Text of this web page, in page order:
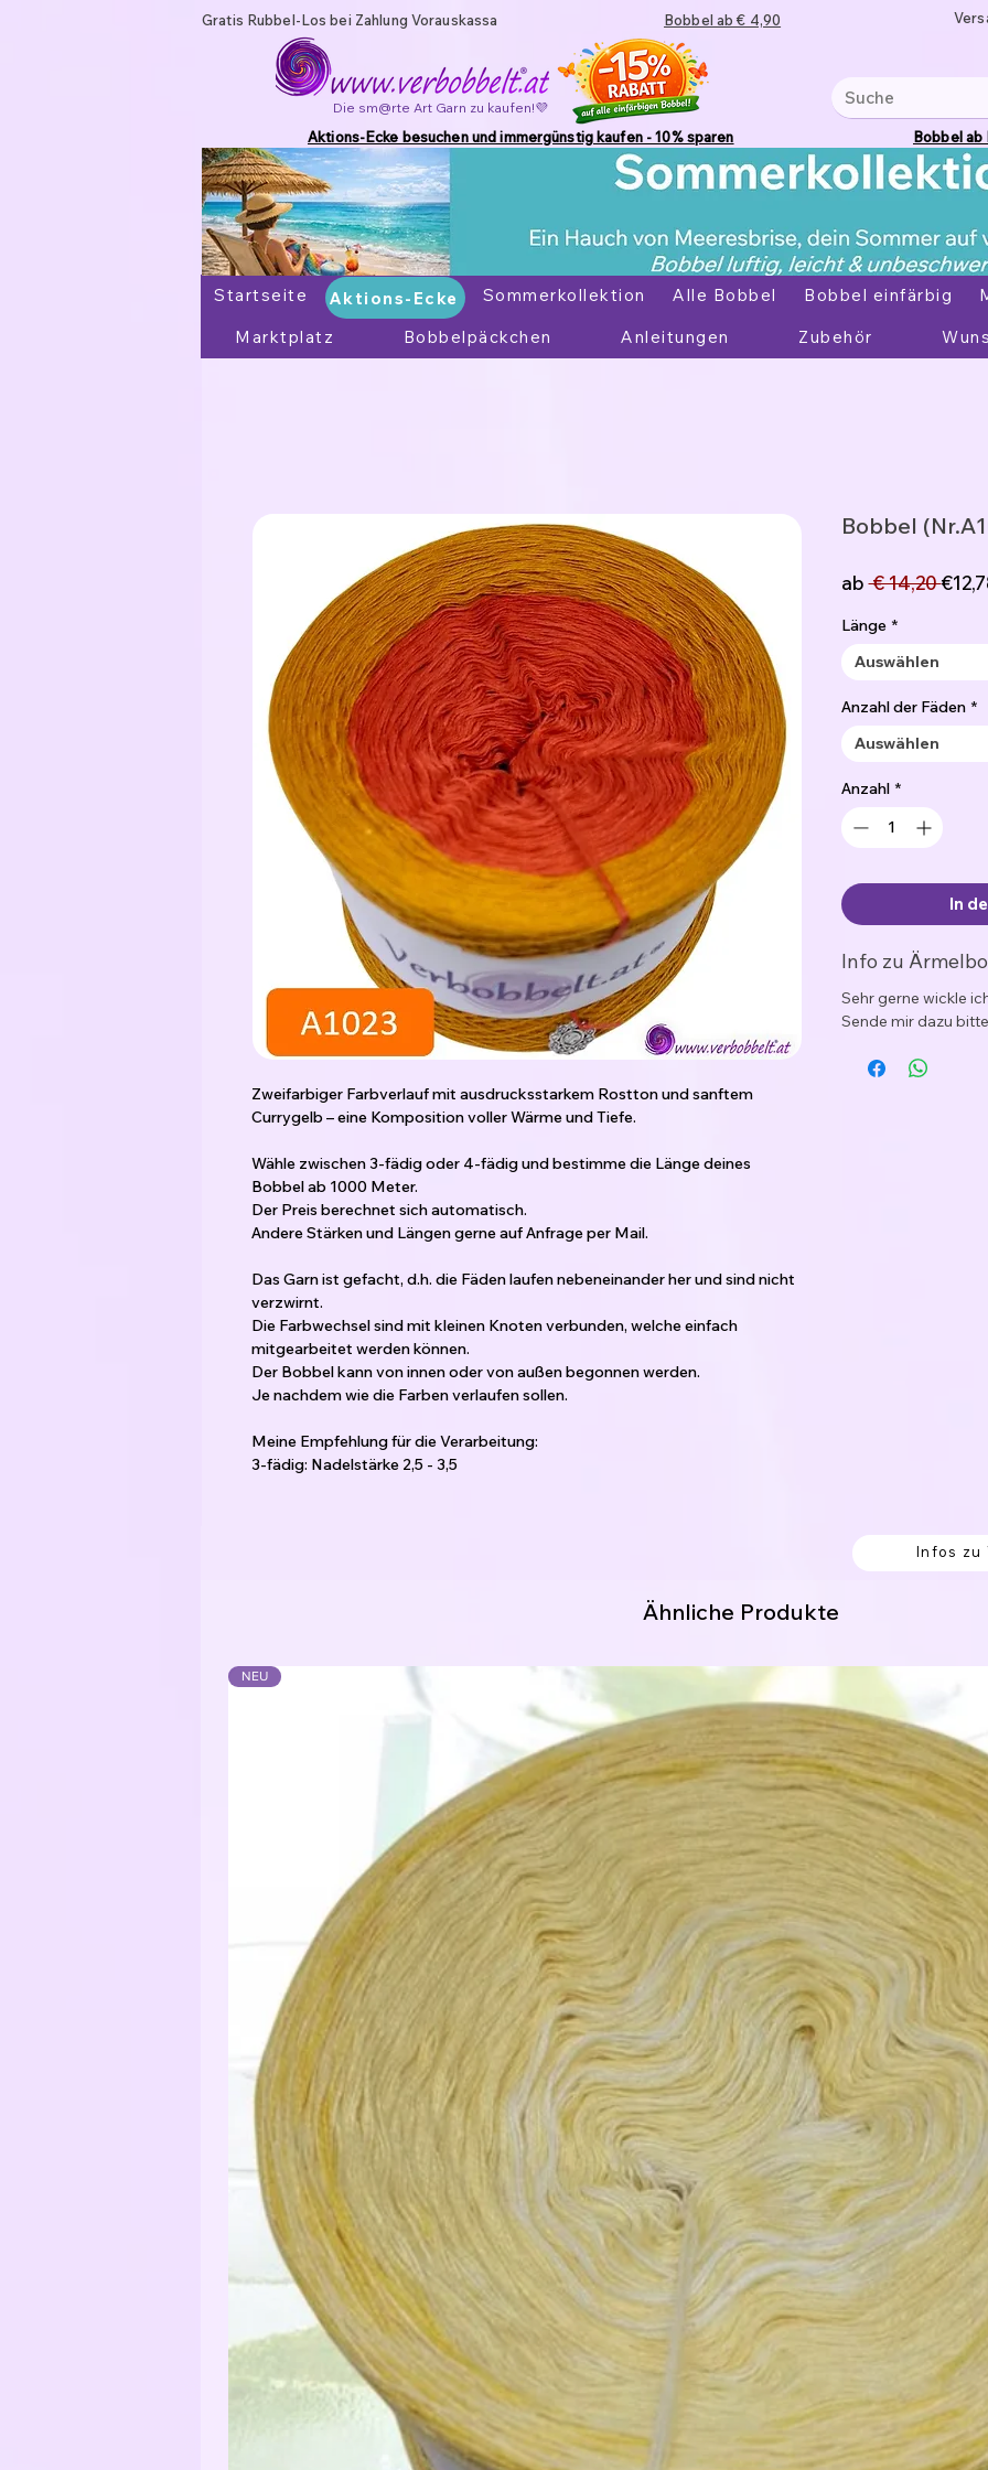
Gratis Rubbel-Los bei Zahlung Vorauskassa Bobbel ab € 4,90
Die sm@rte Art Garn zu kaufen!💜
Aktions-Ecke besuchen und immergünstig kaufen - 10% sparen Bobbel ab
Startseite Aktions-Ecke Sommerkollektion Alle Bobbel Bobbel einfärbig
Marktplatz
Bobbelpäckchen Anleitungen Zubehör
Aktions-Ecke
Zweifarbiger Farbverlauf mit ausdrucksstarkem Rostton und sanftem
Currygelb – eine Komposition voller Wärme und Tiefe.
Wähle zwischen 3-fädig oder 4-fädig und bestimme die Länge deines
Bobbel ab 1000 Meter.
Der Preis berechnet sich automatisch.
Andere Stärken und Längen gerne auf Anfrage per Mail.
Das Garn ist gefacht, d.h. die Fäden laufen nebeneinander her und sind nicht
verzwirnt.
Die Farbwechsel sind mit kleinen Knoten verbunden, welche einfach
mitgearbeitet werden können.
Der Bobbel kann von innen oder von außen begonnen werden.
Je nachdem wie die Farben verlaufen sollen.
Meine Empfehlung für die Verarbeitung:
3-fädig: Nadelstärke 2,5 - 3,5
Bobbel
ab € 14,20
Länge *
Auswählen
Anzahl der Fäden *
Auswählen
Anzahl *
In
Info zu
Sehr gerne wickle
Sende mir dazu
Infos zu
Ähnliche Produkte
NEU